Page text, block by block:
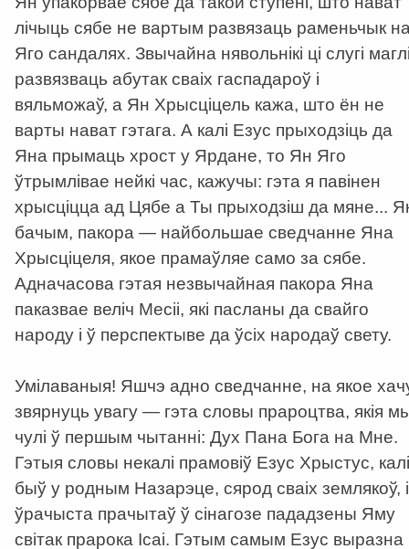
лічыць сябе не вартым развязаць раменьчык
Яго сандалях. Звычайна нявольнікі ці слугі
развязваць абутак сваіх гаспадароў і
вяльможаў, а Ян Хрысціцель кажа, што ён не
варты нават гэтага. А калі Езус прыходзіць да
Яна прымаць хрост у Ярдане, то Ян Яго
ўтрымлівае нейкі час, кажучы: гэта я павінен
хрысціцца ад Цябе а Ты прыходзіш да мяне...
бачым, пакора — найбольшае сведчанне Яна
Хрысціцеля, якое прамаўляе само за сябе.
Адначасова гэтая незвычайная пакора Яна
паказвае веліч Месіі, які пасланы да свайго
народу і ў перспектыве да ўсіх народаў свету.
Умілаваныя! Яшчэ адно сведчанне, на якое
звярнуць увагу — гэта словы прароцтва, якія
чулі ў першым чытанні: Дух Пана Бога на Мне.
Гэтыя словы некалі прамовіў Езус Хрыстус, калі
быў у родным Назарэце, сярод сваіх землякоў, і
ўрачыста прачытаў ў сінагозе пададзены Яму
світак прарока Ісаі. Гэтым самым Езус выразна